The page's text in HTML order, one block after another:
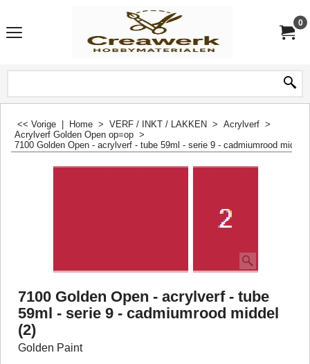
0
<< Vorige Home > VERF / INKT / LAKKEN > Acrylverf >
Acrylverf Golden Open op=op >
7100 Golden Open - acrylverf - tube 59ml - serie 9 - cadmiumrood middel
7100 Golden Open - acrylverf - tube
59ml - serie 9 - cadmiumrood middel
(2)
Golden Paint